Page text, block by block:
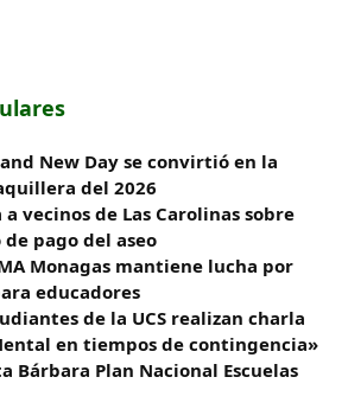
New Day se convirtió en la
del 2026
vecinos de Las Carolinas sobre
pago del aseo
Monagas mantiene lucha por
educadores
de la UCS realizan charla
en tiempos de contingencia»
Bárbara Plan Nacional Escuelas